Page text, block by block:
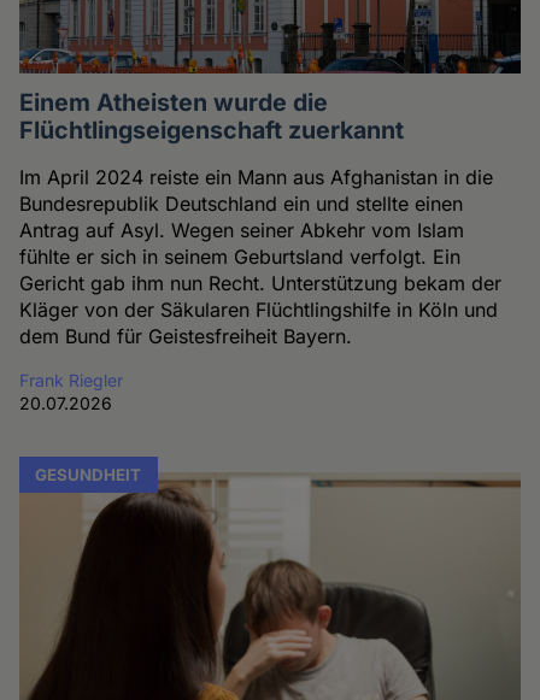
Einem Atheisten wurde die
Flüchtlingseigenschaft zuerkannt
Im April 2024 reiste ein Mann aus Afghanistan in die
Bundesrepublik Deutschland ein und stellte einen
Antrag auf Asyl. Wegen seiner Abkehr vom Islam
fühlte er sich in seinem Geburtsland verfolgt. Ein
Gericht gab ihm nun Recht. Unterstützung bekam der
Kläger von der Säkularen Flüchtlingshilfe in Köln und
dem Bund für Geistesfreiheit Bayern.
Frank Riegler
20.07.2026
GESUNDHEIT